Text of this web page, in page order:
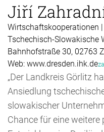
Jiří
Wirtschaftskooperationen
Tschechisch-Slowakische
Bahnhofstraße 30, 02763
Web: www.dresden.ihk.de
„Der Landkreis Görlitz
Ansiedlung
slowakischer
Chance für eine